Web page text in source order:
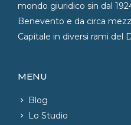
mondo giuridico sin dal
Benevento e da circa
Capitale in diversi rami del
MENU
Blog
Lo Studio